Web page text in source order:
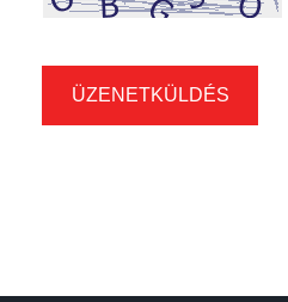
ÜZENETKÜLDÉS